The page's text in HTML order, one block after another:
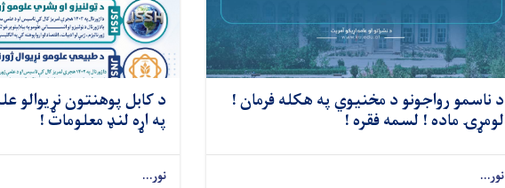
د ناسمو رواجونو د مخنیوي په هکله فرمان !
لومړۍ ماده ! لسمه فقره !
نور...
د کابل پوهنتون نړیوالو
په اړه لنډ معلومات !
نور...